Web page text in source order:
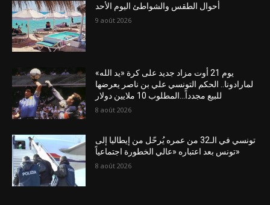
أحوال الطقس والشواطئ اليوم الأحد
9 août 2026
يوم 21 أوت مزاد جديد على كرة «يد الله»
لمارادونا.. الحكم التونسي علي بن ناصر يعرضها
للبيع مجدداً…المطلوب 10 ملايين دولار
8 août 2026
تونسي في الـ32 من عمره يُرحّل من إيطاليا إلى
تونس بعد اعتباره «عالي الخطورة اجتماعياً»
8 août 2026